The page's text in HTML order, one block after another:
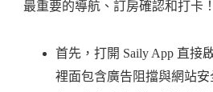
最重要的導航、訂房確認和打卡！
首先，打開 Saily App 直
裡面包含廣告阻擋與網站